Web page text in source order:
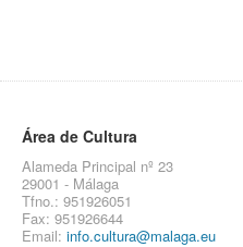
Área de Cultura
Alameda Principal nº 23
29001 - Málaga
Tfno.: 951926051
Fax: 951926644
Email: info.cultura@malaga.eu